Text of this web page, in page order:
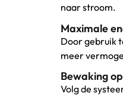
naar stroom.
Maximale
Door gebruik
meer
Bewaking
Volg de